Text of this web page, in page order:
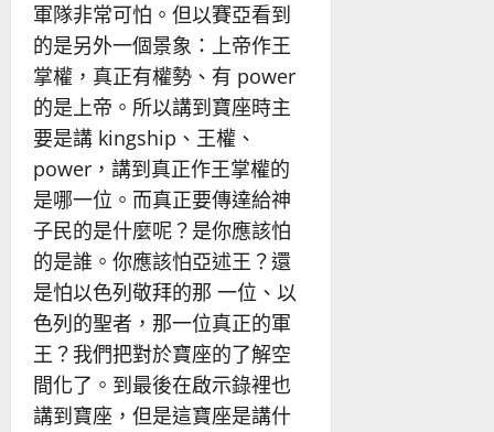
軍隊非常可怕。但以賽亞看到
的是另外一個景象：上帝作王
掌權，真正有權勢、有 power
的是上帝。所以講到寶座時主
要是講 kingship、王權、
power，講到真正作王掌權的
是哪一位。而真正要傳達給神
子民的是什麼呢？是你應該怕
的是誰。你應該怕亞述王？還
是怕以色列敬拜的那 一位、以
色列的聖者，那一位真正的軍
王？我們把對於寶座的了解空
間化了。到最後在啟示錄裡也
講到寶座，但是這寶座是講什